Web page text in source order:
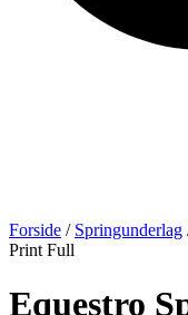
Forside / Springunderlag
Print Full
Equestro